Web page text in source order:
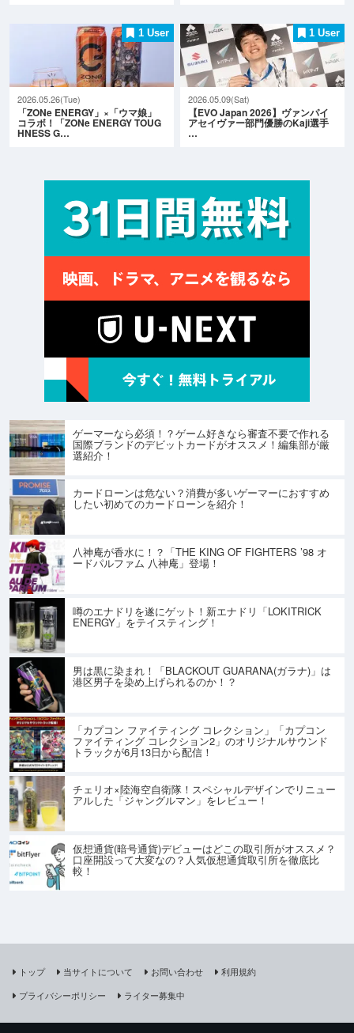
1 User
2026.05.26(Tue)
「ZONe ENERGY」×「ウマ娘」
コラボ！「ZONe ENERGY TOUG
HNESS G…
1 User
2026.05.09(Sat)
【EVO Japan 2026】ヴァンパイ
アセイヴァー部門優勝のKaji選手
…
ゲーマーなら必須！？ゲーム好きなら審査不要で作れる
国際ブランドのデビットカードがオススメ！編集部が厳
選紹介！
カードローンは危ない？消費が多いゲーマーにおすすめ
したい初めてのカードローンを紹介！
八神庵が香水に！？「THE KING OF FIGHTERS ’98 オ
ードパルファム 八神庵」登場！
噂のエナドリを遂にゲット！新エナドリ「LOKITRICK
ENERGY」をテイスティング！
男は黒に染まれ！「BLACKOUT GUARANA(ガラナ)」は
港区男子を染め上げられるのか！？
「カプコン ファイティング コレクション」「カプコン
ファイティング コレクション2」のオリジナルサウンド
トラックが6月13日から配信！
チェリオ×陸海空自衛隊！スペシャルデザインでリニュー
アルした「ジャングルマン」をレビュー！
仮想通貨(暗号通貨)デビューはどこの取引所がオススメ？
口座開設って大変なの？人気仮想通貨取引所を徹底比
較！
トップ 当サイトについて お問い合わせ
利用規約
プライバシーポリシー
ライター募集中